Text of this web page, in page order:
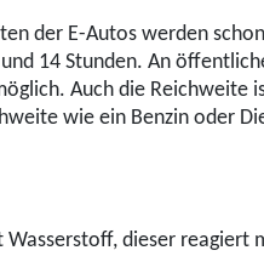
der E-Autos werden
14 Stunden. An
Auch die
wie ein Benzin oder
dieser reagiert